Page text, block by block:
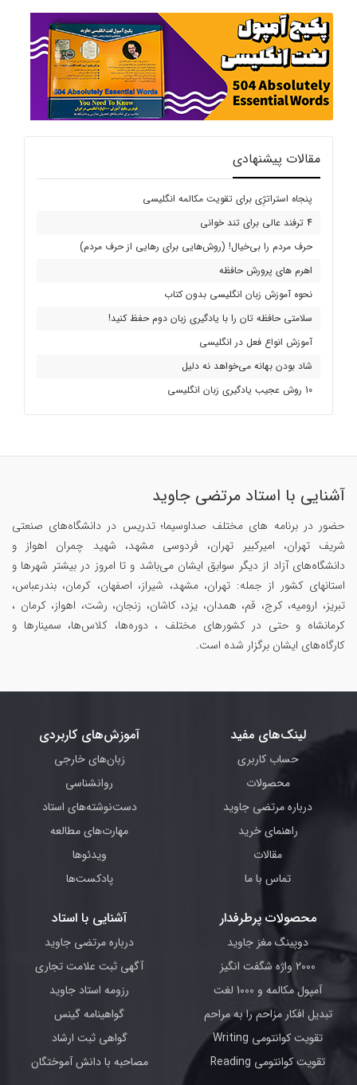
مقالات پیشنهادی
پنجاه استراتژِی برای تقویت مکالمه انگلیسی
4 ترفند عالی برای تند خوانی
حرف مردم را بی‌خیال! (روش‌هایی برای رهایی از حرف مردم)
اهرم های پرورش حافظه
نحوه آموزش زبان انگلیسی بدون کتاب
سلامتی حافظه تان را با یادگیری زبان دوم حفظ کنید!
آموزش انواع فعل در انگلیسی
شاد بودن بهانه می‌خواهد نه دلیل
10 روش عجیب یادگیری زبان انگلیسی
آشنایی با استاد مرتضی جاوید
حضور در برنامه های مختلف صداوسیما؛ تدریس در دانشگاه‌های صنعتی
شریف تهران، امیرکبیر تهران، فردوسی مشهد، شهید چمران اهواز و
دانشگاه‌های آزاد از دیگر سوابق ایشان می‌باشد و تا امروز در بیشتر شهرها و
استانهای کشور از جمله: تهران، مشهد، شیراز، اصفهان، کرمان، بندرعباس،
تبریز، ارومیه، کرج، قم، همدان، یزد، کاشان، زنجان، رشت، اهواز، کرمان ،
کرمانشاه و حتی در کشورهای مختلف ، دوره‌ها، کلاس‌ها، سمینار‌ها و
کارگاه‌های ایشان برگزار شده است.
لینک‌های مفید
حساب کاربری
محصولات
درباره مرتضی جاوید
راهنمای خرید
مقالات
تماس با ما
آموزش‌های کاربردی
زبان‌های خارجی
روانشناسی
دست‌نوشته‌های استاد
مهارت‌های مطالعه
ویدئوها
پادکست‌ها
محصولات پرطرفدار
دوپینگ مغز جاوید
2000 واژه شگفت انگیز
آمپول مکالمه و 1000 لغت
تبدیل افکار مزاحم را به مراحم
تقویت کوانتومی Writing
تقویت کوانتومی Reading
آشنایی با استاد
درباره مرتضی جاوید
آگهی ثبت علامت تجاری
رزومه استاد جاوید
گواهینامه گینس
گواهی ثبت ارشاد
مصاحبه با دانش آموختگان